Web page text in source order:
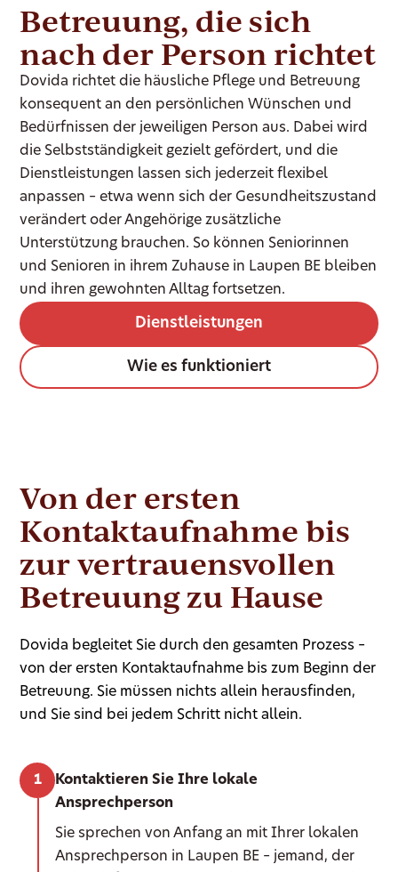
Betreuung, die sich
nach der Person richtet
Dovida richtet die häusliche Pflege und Betreuung
konsequent an den persönlichen Wünschen und
Bedürfnissen der jeweiligen Person aus. Dabei wird
die Selbstständigkeit gezielt gefördert, und die
Dienstleistungen lassen sich jederzeit flexibel
anpassen – etwa wenn sich der Gesundheitszustand
verändert oder Angehörige zusätzliche
Unterstützung brauchen. So können Seniorinnen
und Senioren in ihrem Zuhause in Laupen BE bleiben
und ihren gewohnten Alltag fortsetzen.
Dienstleistungen
Wie es funktioniert
Von der ersten
Kontaktaufnahme bis
zur vertrauensvollen
Betreuung zu Hause
Dovida begleitet Sie durch den gesamten Prozess –
von der ersten Kontaktaufnahme bis zum Beginn der
Betreuung. Sie müssen nichts allein herausfinden,
und Sie sind bei jedem Schritt nicht allein.
Kontaktieren Sie Ihre lokale
Ansprechperson
Sie sprechen von Anfang an mit Ihrer lokalen
Ansprechperson in Laupen BE – jemand, der